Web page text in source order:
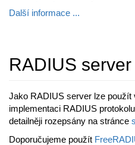
Další informace ...
RADIUS server
Jako RADIUS server lze použít
implementaci RADIUS
detailněji rozepsány na stránce
Doporučujeme použít